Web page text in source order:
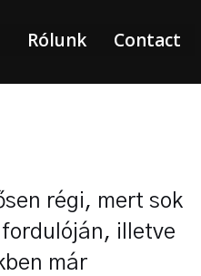
Rólunk Contact
régi, mert sok
fordulóján, illetve
már